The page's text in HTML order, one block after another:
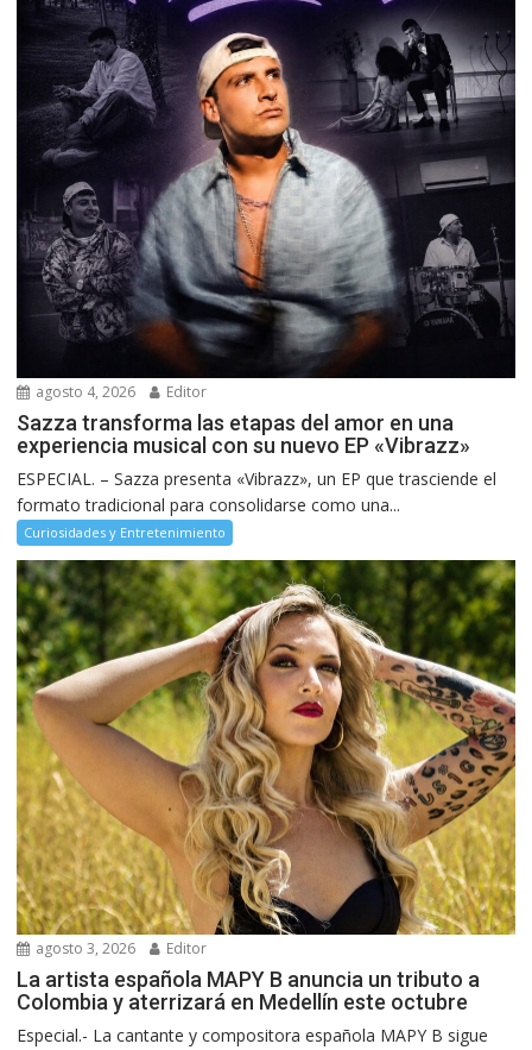
agosto 4, 2026 Editor
Sazza transforma las etapas del amor en una
experiencia musical con su nuevo EP «Vibrazz»
ESPECIAL. – Sazza presenta «Vibrazz», un EP que trasciende el
formato tradicional para consolidarse como una...
Curiosidades y Entretenimiento
agosto 3, 2026 Editor
La artista española MAPY B anuncia un tributo a
Colombia y aterrizará en Medellín este octubre
Especial.- La cantante y compositora española MAPY B sigue